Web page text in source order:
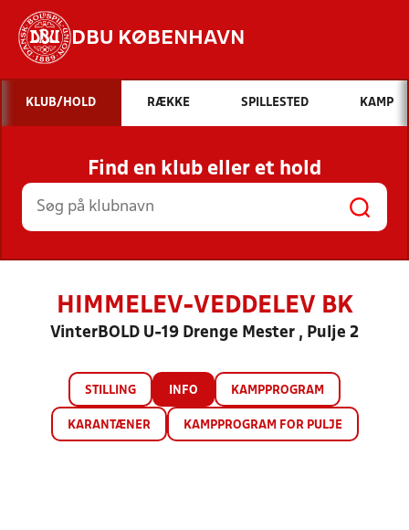
DBU KØBENHAVN
Hvad vil du søge efter?
INDHOLD OG NYHEDER
STILLINGER, RESULTATER, KLUBBER OG
HOLD
KLUB/HOLD RÆKKE SPILLESTED KAMP
Find en klub eller et hold
HIMMELEV-VEDDELEV BK
VinterBOLD U-19 Drenge Mester , Pulje 2
STILLING INFO KAMPPROGRAM
KARANTÆNER KAMPPROGRAM FOR PULJE